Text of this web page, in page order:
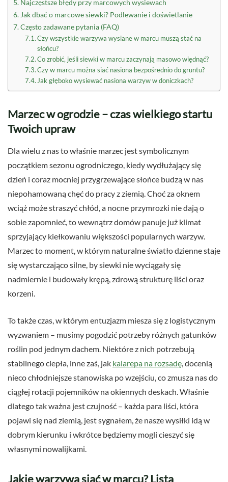
Najczęstsze błędy przy marcowych wysiewach
Jak dbać o marcowe siewki? Podlewanie i doświetlanie
Często zadawane pytania (FAQ)
Czy wszystkie warzywa wysiane w marcu muszą stać na
słońcu?
Co zrobić, jeśli siewki w marcu zaczynają masowo więdnąć?
Czy w marcu można siać nasiona bezpośrednio do gruntu?
Jak głęboko wysiewać nasiona warzyw w doniczkach?
Marzec w ogrodzie – czas wielkiego startu
Twoich upraw
Dla wielu z nas to właśnie marzec jest symbolicznym
początkiem sezonu ogrodniczego, kiedy wydłużający się
dzień i coraz mocniej przygrzewające słońce budzą w nas
niepohamowaną chęć do pracy z ziemią. Choć za oknem
wciąż może straszyć chłód, a nocne przymrozki nie dają o
sobie zapomnieć, to wewnątrz domów panuje już klimat
sprzyjający kiełkowaniu większości popularnych warzyw.
Marzec to moment, w którym naturalne światło dzienne staje
się wystarczająco silne, by siewki nie wyciągały się
nadmiernie i budowały krępą, zdrową strukturę liści oraz
korzeni.
To także czas, w którym entuzjazm miesza się z logistycznym
wyzwaniem – musimy pogodzić potrzeby różnych gatunków
roślin pod jednym dachem. Niektóre z nich potrzebują
stabilnego ciepła, inne zaś, jak kalarepa na rozsadę , docenią
nieco chłodniejsze stanowiska po wzejściu, co zmusza nas do
ciągłej rotacji pojemników na okiennych deskach. Właśnie
dlatego tak ważna jest czujność – każda para liści, która
pojawi się nad ziemią, jest sygnałem, że nasze wysiłki idą w
dobrym kierunku i wkrótce będziemy mogli cieszyć się
własnymi nowalijkami.
Jakie warzywa siać w marcu? Lista